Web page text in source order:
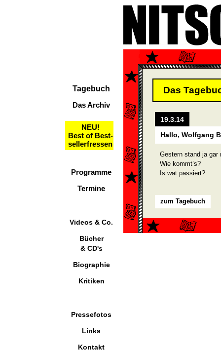
Tagebuch
Das Archiv
NEU!
Best of Best-
sellerfressen
Programme
Termine
Videos & Co.
Bücher
& CD's
Biographie
Kritiken
Pressefotos
Links
Kontakt
Das
19.3.14
Hallo, Wolfgang
Gestern stand ja gar
Wie kommt’s?
Is wat passiert?
zum Tagebuch